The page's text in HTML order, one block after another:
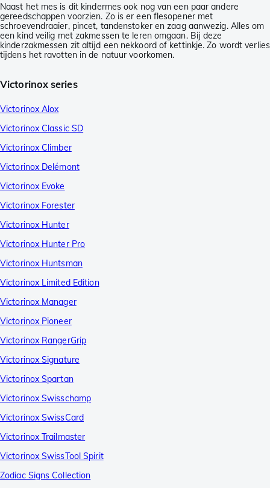
Naast het mes is dit kindermes ook nog van een paar andere
gereedschappen voorzien. Zo is er een flesopener met
schroevendraaier, pincet, tandenstoker en zaag aanwezig. Alles om
een kind veilig met zakmessen te leren omgaan. Bij deze
kinderzakmessen zit altijd een nekkoord of kettinkje. Zo wordt verlies
tijdens het ravotten in de natuur voorkomen.
Victorinox series
Victorinox Alox
Victorinox Classic SD
Victorinox Climber
Victorinox Delémont
Victorinox Evoke
Victorinox Forester
Victorinox Hunter
Victorinox Hunter Pro
Victorinox Huntsman
Victorinox Limited Edition
Victorinox Manager
Victorinox Pioneer
Victorinox RangerGrip
Victorinox Signature
Victorinox Spartan
Victorinox Swisschamp
Victorinox SwissCard
Victorinox Trailmaster
Victorinox SwissTool Spirit
Zodiac Signs Collection